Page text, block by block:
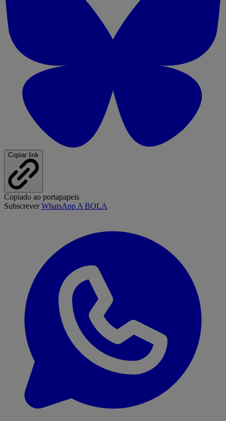
Copiar link
Copiado ao portapapeis
SubscreverWhatsApp A BOLA